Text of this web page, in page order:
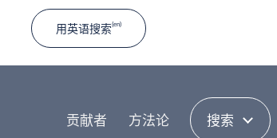
用英语搜索
贡献者 方法论 搜索